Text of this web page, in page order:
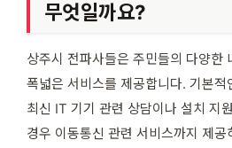
무엇일까요?
상주시 전파사들은 주민들의 다양한
폭넓은 서비스를 제공합니다. 기본
최신 IT 기기 관련 상담이나 설치 지
경우 이동통신 관련 서비스까지 제공